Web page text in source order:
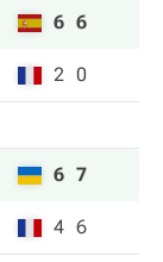
6 6
2 0
6 7
4 6